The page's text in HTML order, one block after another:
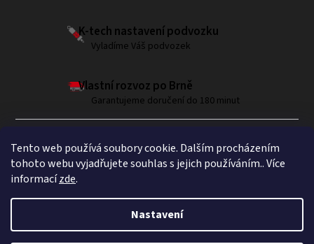
Tento web používá soubory cookie. Dalším procházením
tohoto webu vyjadřujete souhlas s jejich používáním.. Více
informacízde.
Nastavení
K-tech nastavení podvozku
Vyladíme Váš podvozek
Vlastní rozvoz po Brně
Garantujeme doručení do 180 minut
Copyright 2026Brumla.com. Všechna práva vyhrazena.